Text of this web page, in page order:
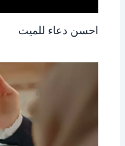
احسن دعاء للميت